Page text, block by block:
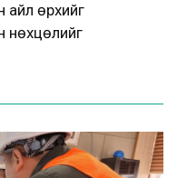
айл өрхийг
нөхцөлийг